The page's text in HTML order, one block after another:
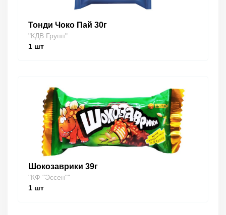
Тонди Чоко Пай 30г
"КДВ Групп"
1 шт
Шокозаврики 39г
"КФ "Эссен""
1 шт